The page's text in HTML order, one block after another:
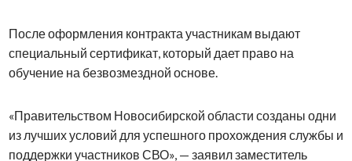
После оформления контракта участникам выдают
специальный сертификат, который дает право на
обучение на безвозмездной основе.
«Правительством Новосибирской области созданы одни
из лучших условий для успешного прохождения службы и
поддержки участников СВО», — заявил заместитель